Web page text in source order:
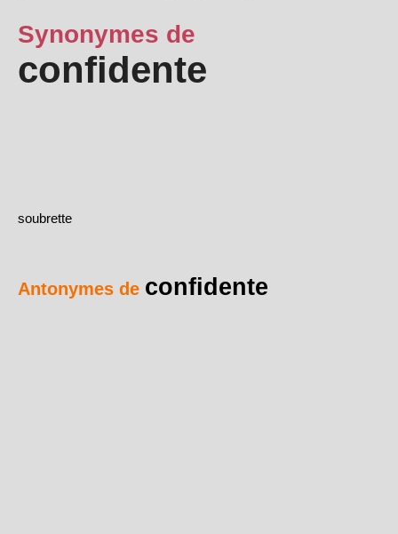
Synonymes de
confidente
soubrette
Antonymes de confidente